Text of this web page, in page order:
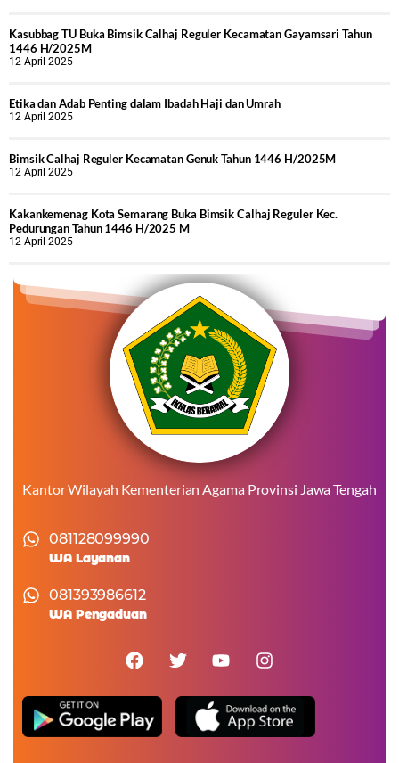
Kasubbag TU Buka Bimsik Calhaj Reguler Kecamatan Gayamsari Tahun
1446 H/2025M
12 April 2025
Etika dan Adab Penting dalam Ibadah Haji dan Umrah
12 April 2025
Bimsik Calhaj Reguler Kecamatan Genuk Tahun 1446 H/2025M
12 April 2025
Kakankemenag Kota Semarang Buka Bimsik Calhaj Reguler Kec.
Pedurungan Tahun 1446 H/2025 M
12 April 2025
Kantor Wilayah Kementerian Agama Provinsi Jawa Tengah
081128099990
WA Layanan
081393986612
WA Pengaduan